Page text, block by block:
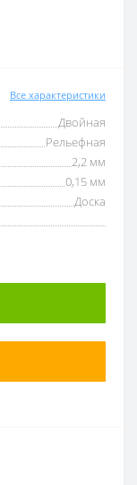
Все характеристики
Двойная
Рельефная
2,2 мм
0,15 мм
Доска